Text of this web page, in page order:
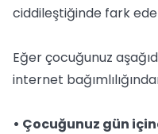
ciddileştiğinde fark
Eğer çocuğunuz
internet
• Çocuğunuz gün